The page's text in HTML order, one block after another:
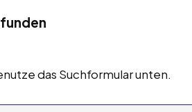
das Suchformular unten.